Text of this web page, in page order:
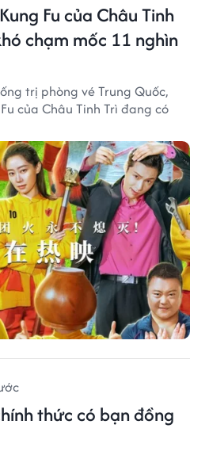
Fu của Châu Tinh
chạm mốc 11 nghìn
trị phòng vé Trung Quốc,
của Châu Tinh Trì đang có
thức có bạn đồng